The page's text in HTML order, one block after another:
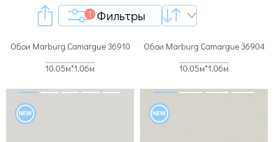
Фильтры
1
Обои Marburg Camargue 36910
10.05м*1.06м
Обои Marburg Camargue 36904
10.05м*1.06м